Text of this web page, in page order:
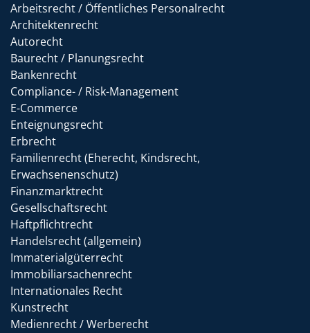
Arbeitsrecht / Öffentliches Personalrecht
Architektenrecht
Autorecht
Baurecht / Planungsrecht
Bankenrecht
Compliance- / Risk-Management
E-Commerce
Enteignungsrecht
Erbrecht
Familienrecht (Eherecht, Kindsrecht,
Erwachsenenschutz)
Finanzmarktrecht
Gesellschaftsrecht
Haftpflichtrecht
Handelsrecht (allgemein)
Immaterialgüterrecht
Immobiliarsachenrecht
Internationales Recht
Kunstrecht
Medienrecht / Werberecht